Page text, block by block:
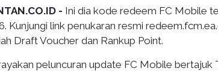
- Ini dia kode redeem FC Mobile
Kunjungi link penukaran resmi
Draft Voucher dan Rankup Point.
peluncuran update FC Mobile bertajuk